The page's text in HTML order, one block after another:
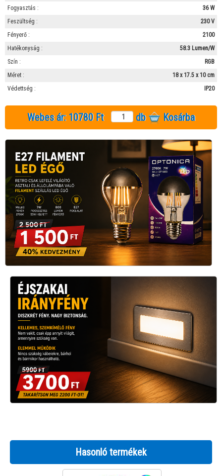
Fogyasztás :
36 W
Feszültség :
230 V
Fényerő :
2100
Hatékonyság :
58.3 Lumen/W
Szín :
RGB
Méret :
18 x 17.5 x 10 cm
Védettség :
IP20
Webes ár: 10780 Ft db Kosárba
Hasonló termékek